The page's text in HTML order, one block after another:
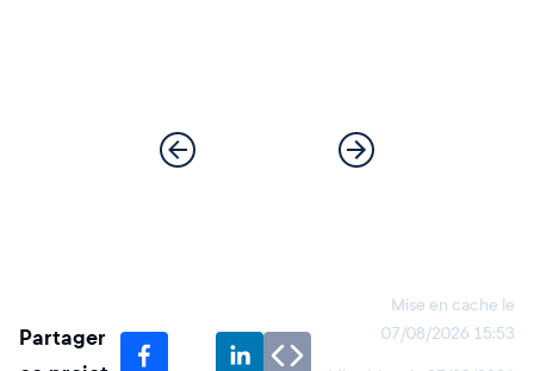
Partager
Mise en cache le
07/08/2026 15:53